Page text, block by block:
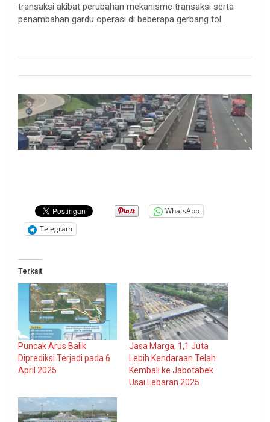
transaksi akibat perubahan mekanisme transaksi serta
penambahan gardu operasi di beberapa gerbang tol.
WhatsApp
Telegram
Terkait
Puncak Arus Balik
Diprediksi Terjadi pada 6
April 2025
Jasa Marga, 1,1 Juta
Lebih Kendaraan Telah
Kembali ke Jabotabek
Usai Lebaran 2025